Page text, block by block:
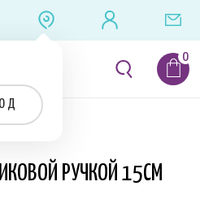
РУЧКОЙ 15СМ